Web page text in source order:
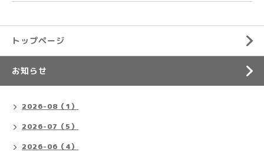
トップページ
お知らせ
2026-08（1）
2026-07（5）
2026-06（4）